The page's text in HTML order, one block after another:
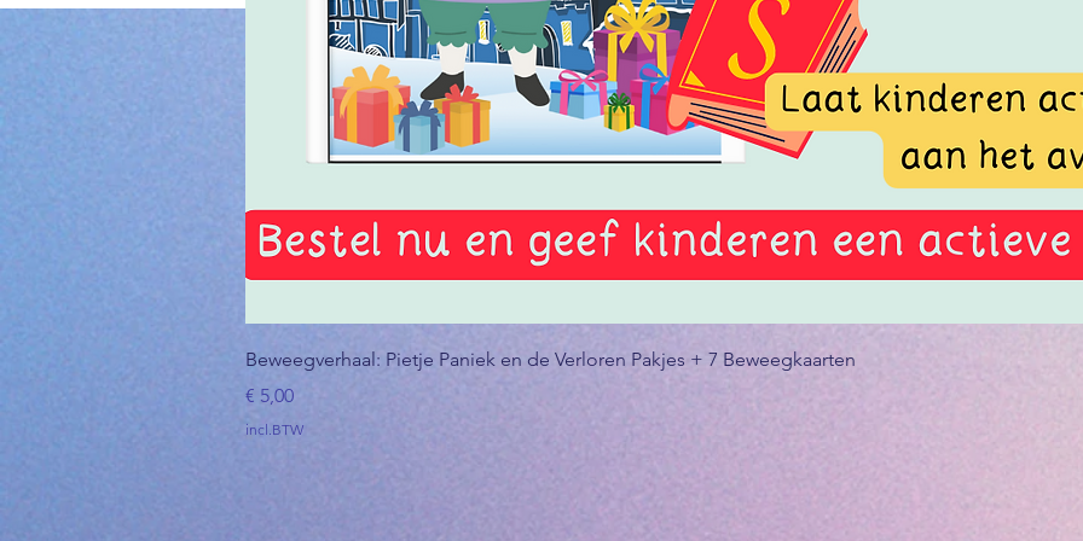
te
Jan en
ruimte
leuke
Snel overzicht
Beweegverhaal: Pietje Paniek en de Verloren Pakjes + 7 Beweegkaarten
Prijs
€ 5,00
incl.BTW